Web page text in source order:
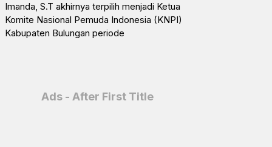
Imanda, S.T akhirnya terpilih menjadi Ketua
Komite Nasional Pemuda Indonesia (KNPI)
Kabupaten Bulungan periode
Ads - After First Title